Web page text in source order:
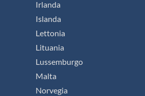
Irlanda
Islanda
Lettonia
Lituania
Lussemburgo
Malta
Norvegia